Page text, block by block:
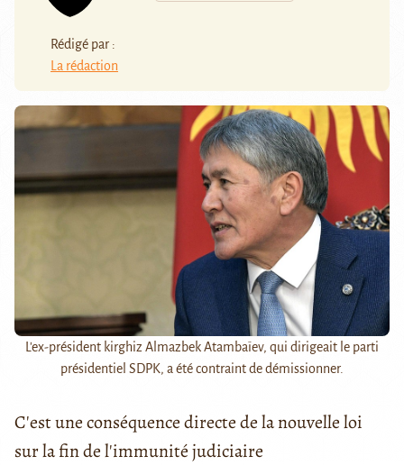
Rédigé par :
La rédaction
L'ex-président kirghiz Almazbek Atambaïev, qui dirigeait le parti
présidentiel SDPK, a été contraint de démissionner.
C'est une conséquence directe de la nouvelle loi
sur la fin de l'immunité judiciaire